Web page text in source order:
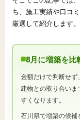
ち、施工実績や口コ
厳選して紹介します。
8月に増築を比
金額だけで判断せ
建物との取り合い
すくなります。
石川県で増築の候補